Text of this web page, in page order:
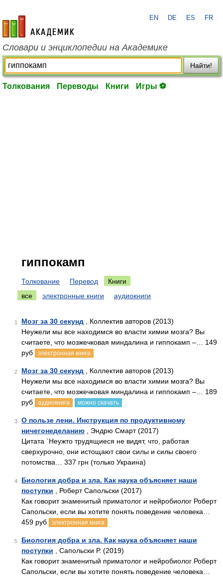
academic.ru
EN DE ES FR
Словари и энциклопедии на Академике
Найти!
Толкования Переводы Книги Игры ⚽
гиппокамп
Толкование Перевод
Книги
все
электронные книги аудиокниги
1 Мозг за 30 секунд , Коллектив авторов (2013)
Неужели мы все находимся во власти химии мозга? Вы
считаете, что мозжечковая миндалина и гиппокамп –… 149
руб
электронная книга
2 Мозг за 30 секунд , Коллектив авторов (2013)
Неужели мы все находимся во власти химии мозга? Вы
считаете, что мозжечковая миндалина и гиппокамп –… 189
руб
аудиокнига можно скачать
3
О пользе лени. Инструкция по продуктивному
ничегонеделанию , Эндрю Смарт (2017)
Цитата `Неужто трудящиеся не видят, что, работая
сверхурочно, они истощают свои силы и силы своего
потомства… 337 грн (только Украина)
4
Биология добра и зла. Как наука объясняет наши
поступки , Роберт Сапольски (2017)
Как говорит знаменитый приматолог и нейробиолог Роберт
Сапольски, если вы хотите понять поведение человека…
459 руб
электронная книга
5
Биология добра и зла. Как наука объясняет наши
поступки , Сапольски Р. (2019)
Как говорит знаменитый приматолог и нейробиолог Роберт
Сапольски, если вы хотите понять поведение человека…